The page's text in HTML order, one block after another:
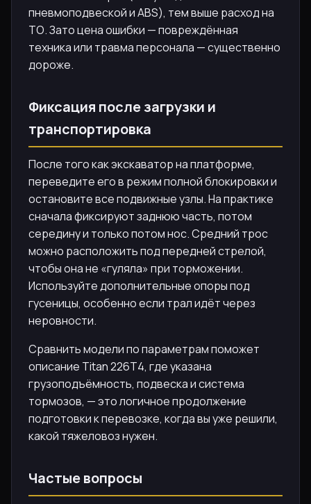
пневмоподвеской и ABS), тем выше расход на
ТО. Зато цена ошибки — повреждённая
техника или травма персонала — существенно
дороже.
Фиксация после загрузки и
транспортировка
После того как экскаватор на платформе,
переведите его в режим полной блокировки и
остановите все подвижные узлы. На практике
сначала фиксируют заднюю часть, потом
середину и только потом нос. Средний трос
можно расположить под передней стрелой,
чтобы она не «гуляла» при торможении.
Используйте дополнительные опоры под
гусеницы, особенно если трал идёт через
неровности.
Сравнить модели по параметрам поможет
описание Titan 226T4, где указана
грузоподъёмность, подвеска и система
тормозов, — это логичное продолжение
подготовки к перевозке, когда вы уже решили,
какой тяжеловоз нужен.
Частые вопросы